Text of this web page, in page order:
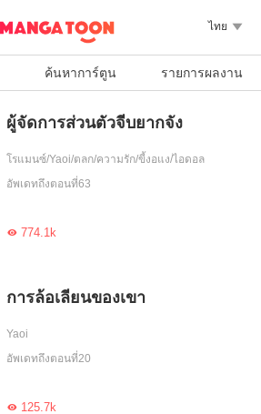
ไทย 
ค้นหาการ์ตูน รายการผลงาน
ผู้จัดการส่วนตัวจีบยากจัง
โรแมนซ์/Yaoi/ตลก/ความรัก/ขี้งอแง/ไอดอล
อัพเดทถึงตอนที่63
774.1k
การล้อเลียนของเขา
Yaoi
อัพเดทถึงตอนที่20
125.7k